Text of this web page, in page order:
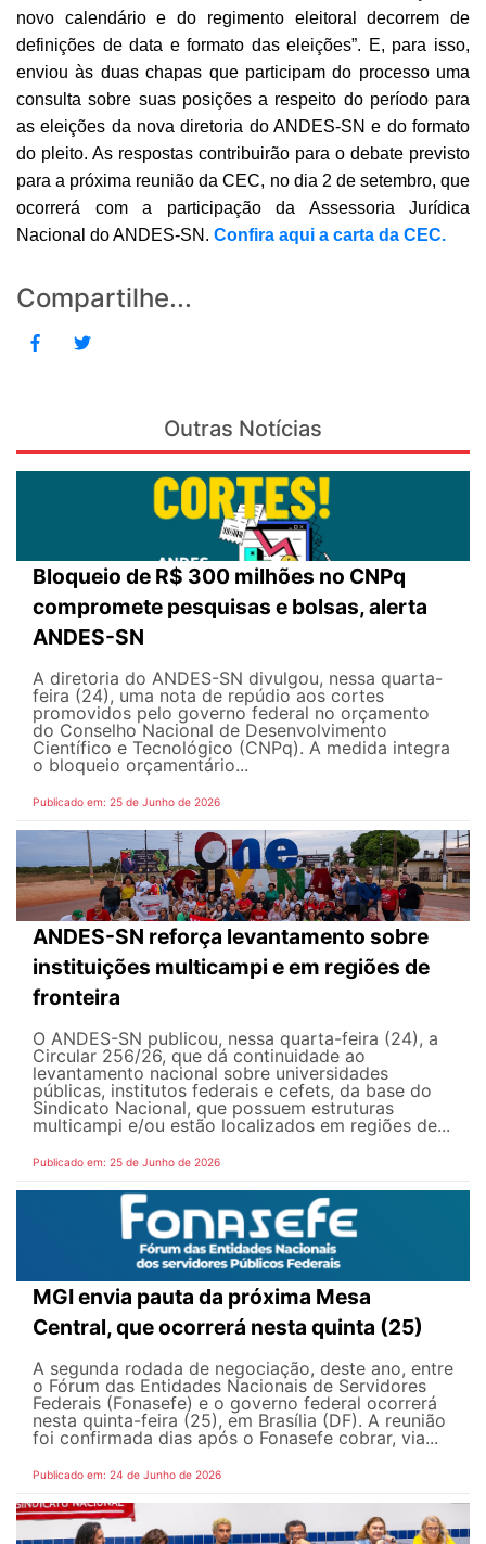
novo calendário e do regimento eleitoral decorrem de
definições de data e formato das eleições”. E, para isso,
enviou às duas chapas que participam do processo uma
consulta sobre suas posições a respeito do período para
as eleições da nova diretoria do ANDES-SN e do formato
do pleito. As respostas contribuirão para o debate previsto
para a próxima reunião da CEC, no dia 2 de setembro, que
ocorrerá com a participação da Assessoria Jurídica
Nacional do ANDES-SN. Confira aqui a carta da CEC.
Compartilhe...
Outras Notícias
Bloqueio de R$ 300 milhões no CNPq
compromete pesquisas e bolsas, alerta
ANDES-SN
A diretoria do ANDES-SN divulgou, nessa quarta-
feira (24), uma nota de repúdio aos cortes
promovidos pelo governo federal no orçamento
do Conselho Nacional de Desenvolvimento
Científico e Tecnológico (CNPq). A medida integra
o bloqueio orçamentário...
Publicado em: 25 de Junho de 2026
ANDES-SN reforça levantamento sobre
instituições multicampi e em regiões de
fronteira
O ANDES-SN publicou, nessa quarta-feira (24), a
Circular 256/26, que dá continuidade ao
levantamento nacional sobre universidades
públicas, institutos federais e cefets, da base do
Sindicato Nacional, que possuem estruturas
multicampi e/ou estão localizados em regiões de...
Publicado em: 25 de Junho de 2026
MGI envia pauta da próxima Mesa
Central, que ocorrerá nesta quinta (25)
A segunda rodada de negociação, deste ano, entre
o Fórum das Entidades Nacionais de Servidores
Federais (Fonasefe) e o governo federal ocorrerá
nesta quinta-feira (25), em Brasília (DF). A reunião
foi confirmada dias após o Fonasefe cobrar, via...
Publicado em: 24 de Junho de 2026